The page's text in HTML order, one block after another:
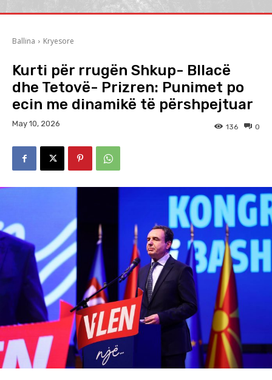
Ballina Kryesore
Kurti për rrugën Shkup- Bllacë
dhe Tetovë- Prizren: Punimet po
ecin me dinamikë të përshpejtuar
May 10, 2026 0
136